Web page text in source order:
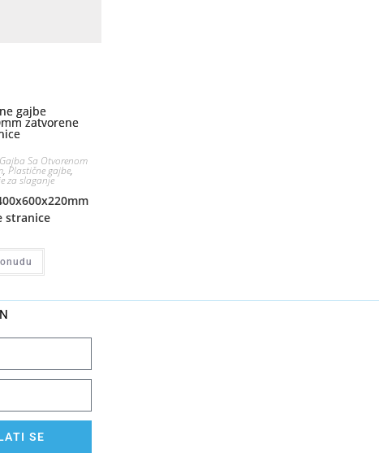
Gajba Sa Otvorenom
, Plastične gajbe,
za slaganje
stranice
SE